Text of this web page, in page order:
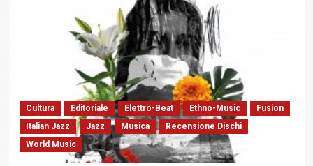
Autori»
di
Karima:
un
manifesto
musicale
tra
memoria,
identità
e
continuità
(Jando
Cultura Editoriale Elettro-Beat Ethno-Music
Fusion
Italian Jazz
Jazz Musica
Recensione Dischi
World Music